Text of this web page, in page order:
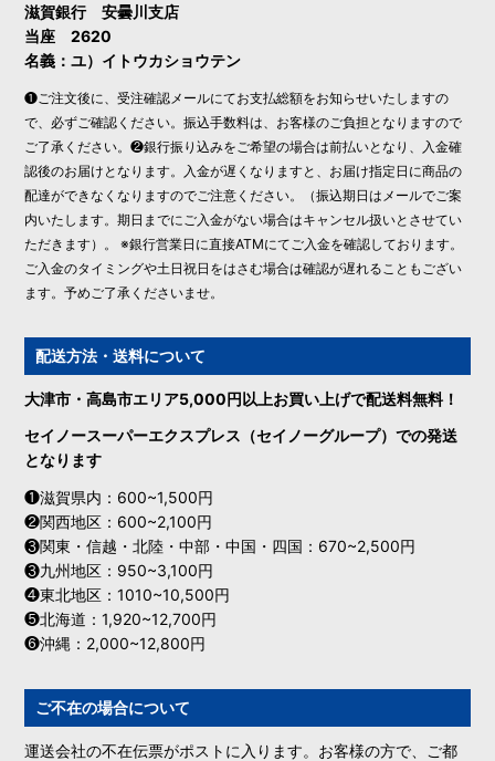
滋賀銀行 安曇川支店
当座 2620
名義：ユ）イトウカショウテン
❶ご注文後に、受注確認メールにてお支払総額をお知らせいたしますの
で、必ずご確認ください。振込手数料は、お客様のご負担となりますので
ご了承ください。❷銀行振り込みをご希望の場合は前払いとなり、入金確
認後のお届けとなります。入金が遅くなりますと、お届け指定日に商品の
配達ができなくなりますのでご注意ください。（振込期日はメールでご案
内いたします。期日までにご入金がない場合はキャンセル扱いとさせてい
ただきます）。 ※銀行営業日に直接ATMにてご入金を確認しております。
ご入金のタイミングや土日祝日をはさむ場合は確認が遅れることもござい
ます。予めご了承くださいませ。
配送方法・送料について
大津市・高島市エリア5,000円以上お買い上げで配送料無料！
セイノースーパーエクスプレス（セイノーグループ）での発送
となります
❶滋賀県内：600~1,500円
❷関西地区：600~2,100円
❸関東・信越・北陸・中部・中国・四国：670~2,500円
❸九州地区：950~3,100円
❹東北地区：1010~10,500円
❺北海道：1,920~12,700円
❻沖縄：2,000~12,800円
ご不在の場合について
運送会社の不在伝票がポストに入ります。お客様の方で、ご都